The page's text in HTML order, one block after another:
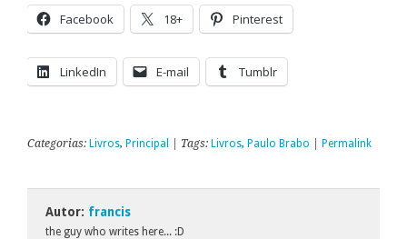
Facebook 18+ Pinterest
LinkedIn E-mail Tumblr
Categorias: Livros, Principal | Tags: Livros, Paulo Brabo Permalink
Autor: francis
the guy who writes here... :D